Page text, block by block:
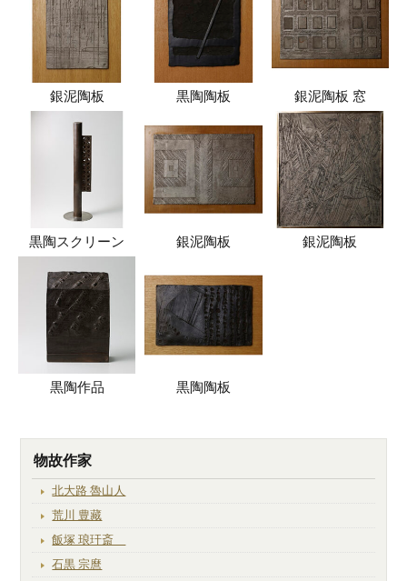
銀泥陶板 黒陶陶板 銀泥陶板 窓
黒陶スクリーン 銀泥陶板 銀泥陶板
黒陶作品 黒陶陶板
物故作家
北大路 魯山人
荒川 豊藏
飯塚 琅玕斎
石黒 宗麿